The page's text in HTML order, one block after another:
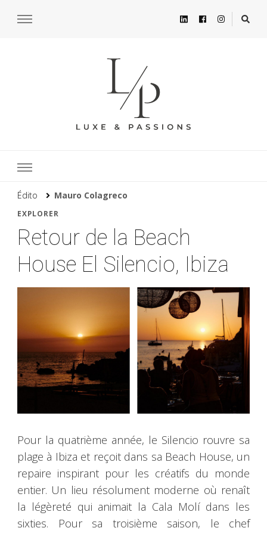
Édito Mauro Colagreco
EXPLORER
Retour de la Beach
House El Silencio, Ibiza
Pour la quatrième année, le Silencio rouvre sa
plage à Ibiza et reçoit dans sa Beach House, un
repaire inspirant pour les créatifs du monde
entier. Un lieu résolument moderne où renaît
la légèreté qui animait la Cala Molí dans les
sixties. Pour sa troisième saison, le chef